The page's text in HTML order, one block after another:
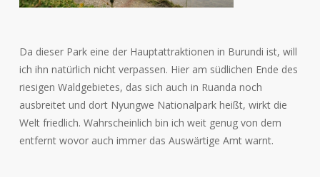
Da dieser Park eine der Hauptattraktionen in Burundi ist, will
ich ihn natürlich nicht verpassen. Hier am südlichen Ende des
riesigen Waldgebietes, das sich auch in Ruanda noch
ausbreitet und dort Nyungwe Nationalpark heißt, wirkt die
Welt friedlich. Wahrscheinlich bin ich weit genug von dem
entfernt wovor auch immer das Auswärtige Amt warnt.